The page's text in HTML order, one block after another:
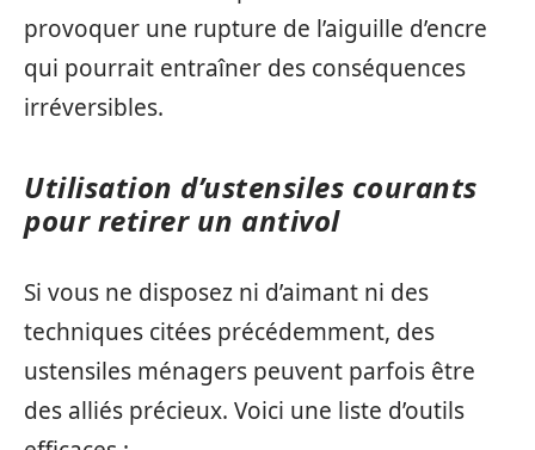
provoquer une rupture de l’aiguille d’encre
qui pourrait entraîner des conséquences
irréversibles.
Utilisation d’ustensiles courants
pour retirer un antivol
Si vous ne disposez ni d’aimant ni des
techniques citées précédemment, des
ustensiles ménagers peuvent parfois être
des alliés précieux. Voici une liste d’outils